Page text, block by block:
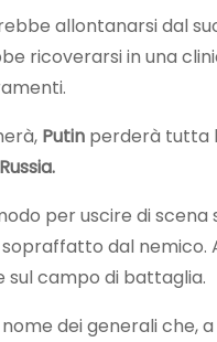
allontanarsi dal
ricoverarsi in una
Putin perderà tutta
per uscire di scena
dal nemico.
sul campo di battaglia.
dei generali che,